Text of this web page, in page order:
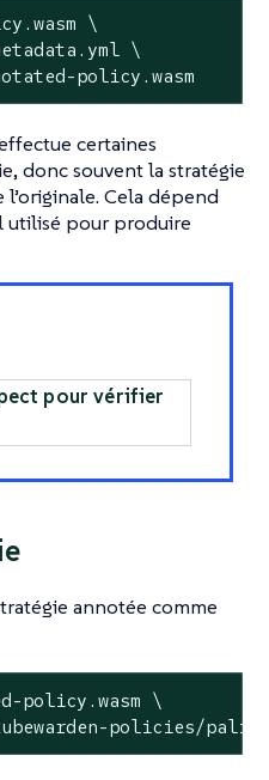
\
\
policy.wasm
certaines
donc souvent la stratégie
Cela dépend
utilisé pour produire
pour vérifier
annotée comme
policy.wasm \
policies/